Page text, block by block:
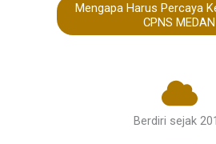
Mengapa Harus Percaya
CPNS MEDAN
Berdiri sejak